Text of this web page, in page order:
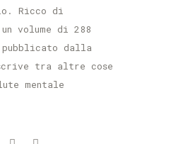
Ricco di
volume di 288
dalla
tra altre cose
mentale